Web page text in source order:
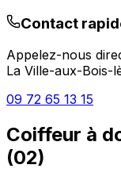
Contact
Appelez-nous
La Ville-aux-Bois-
09 72 65 13 15
Coiffeur à
(02)